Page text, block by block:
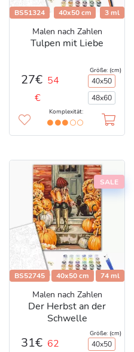
BS51324 40x50 cm 3 ml
Malen nach Zahlen
Tulpen mit Liebe
27€ 54
€
Größe: (cm)
40x50
48x60
Komplexität:
SALE
BS52745 40x50 cm 74 ml
Malen nach Zahlen
Der Herbst an der
Schwelle
31€ 62
Größe: (cm)
40x50